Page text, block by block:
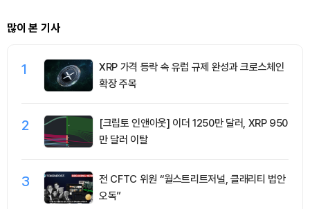
많이 본 기사
1
XRP 가격 등락 속 유럽 규제 완성과 크로스체인
확장 주목
2
[크립토 인앤아웃] 이더 1250만 달러, XRP 950
만 달러 이탈
3
전 CFTC 위원 “월스트리트저널, 클래리티 법안
오독”